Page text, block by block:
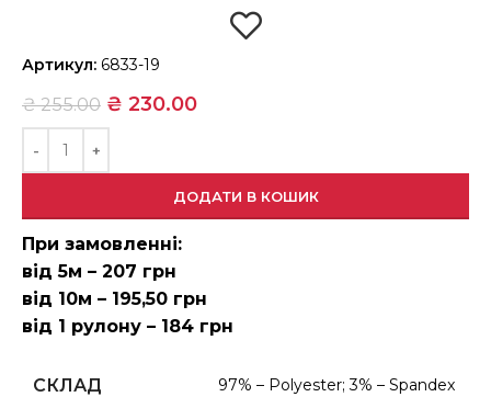
Артикул: 6833-19
₴255.00 ₴ 230.00
ДОДАТИ В КОШИК
При замовленні:
від 5м – 207 грн
від 10м – 195,50 грн
від 1 рулону – 184 грн
СКЛАД 97% – Polyester; 3% – Spandex